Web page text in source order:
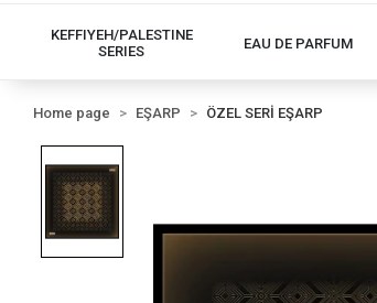
KEFFIYEH/PALESTINE
SERIES
EAU DE PARFUM
Home page EŞARP ÖZEL SERİ EŞARP